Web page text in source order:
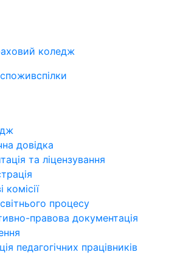
коледж
довідка
та ліцензування
комісії
процесу
правова документація
педагогічних працівників